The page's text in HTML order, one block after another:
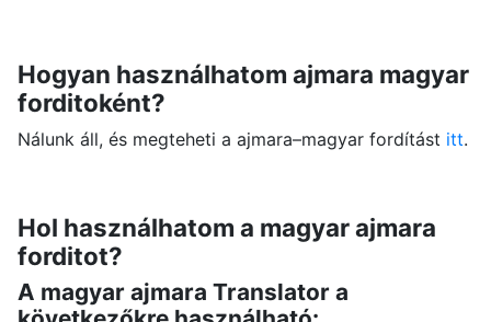
Hogyan használhatom ajmara magyar
forditoként?
Nálunk áll, és megteheti a ajmara–magyar fordítást itt.
Hol használhatom a magyar ajmara
forditot?
A magyar ajmara Translator a